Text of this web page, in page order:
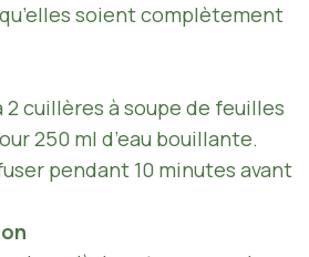
qu’elles soient complètement
2 cuillères à soupe de feuilles
250 ml d’eau bouillante.
pendant 10 minutes avant